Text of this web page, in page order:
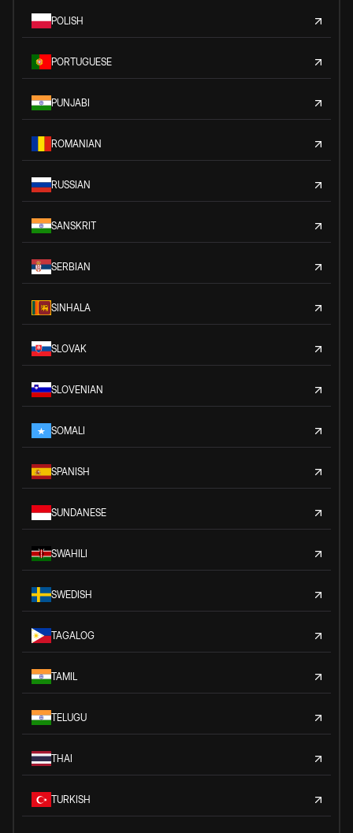
POLISH
PORTUGUESE
PUNJABI
ROMANIAN
RUSSIAN
SANSKRIT
SERBIAN
SINHALA
SLOVAK
SLOVENIAN
SOMALI
SPANISH
SUNDANESE
SWAHILI
SWEDISH
TAGALOG
TAMIL
TELUGU
THAI
TURKISH